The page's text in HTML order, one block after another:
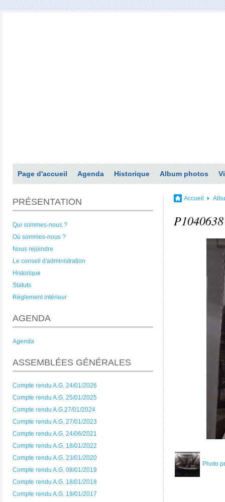
Page d'accueil Agenda Historique Album photos
PRÉSENTATION
Qui sommes-nous ?
Où sommes-nous ?
Nous rejoindre
Le conseil d'administration
Historique
Statuts
Règlement intérieur
AGENDA
Agenda
ASSEMBLÉES GÉNÉRALES
Compte rendu A.G. 24/01/2026
Compte rendu A.G. 25/01/2025
Compte rendu A.G.27/01/2024
Compte rendu A.G. 27/01/2023
Compte rendu A.G. 24/06/2021
Compte rendu A.G. 18/01/2022
Compte rendu A.G. 23/01/2020
Compte rendu A.G. 08/01/2019
Compte rendu A.G. 18/01/2018
Compte rendu A.G. 19/01/2017
Accueil
P1040638
Photo